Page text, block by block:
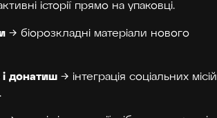
історії прямо на упаковці.
→ біорозкладні матеріали нового
донатиш → інтеграція соціальних місій